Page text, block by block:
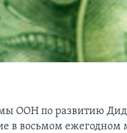
ООН по развитию
в восьмом ежегодном